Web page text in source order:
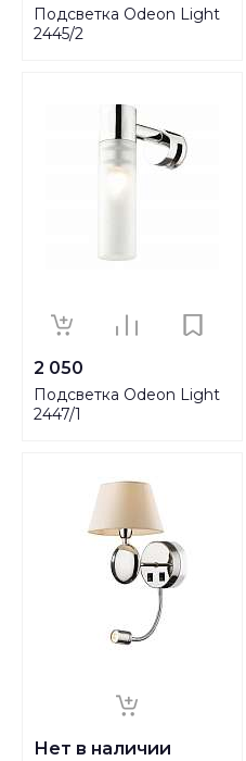
Подсветка Odeon Light
2445/2
2 050
Подсветка Odeon Light
2447/1
Нет в наличии